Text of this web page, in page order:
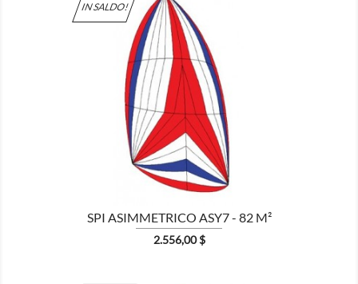
IN SALDO!
SPI ASIMMETRICO ASY7 - 82 M²
Prezzo
2.556,00 $
